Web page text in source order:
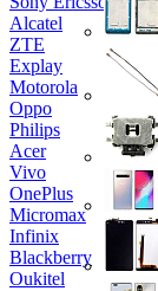
Alcatel
ZTE
Explay
Motorola
Oppo
Philips
Acer
Vivo
OnePlus
Micromax
Infinix
Blackberry
Oukitel